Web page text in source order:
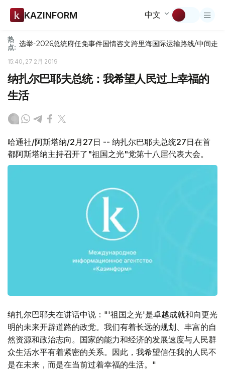
KAZINFORM 中文
热
点: 选举-2026总统府任免事件国情咨文跨里海国际运输路线/中间走廊
15:40, 27 2月 2019
纳扎尔巴耶夫总统：我希望人民过上幸福的
生活
哈通社/阿斯塔纳/2月27日 -- 纳扎尔巴耶夫总统27日在首
都阿斯塔纳主持召开了"祖国之光"党第十八届代表大会。
纳扎尔巴耶夫在讲话中说："'祖国之光'是卓越成就和向更光
明的未来开辟道路的政党。我们有着长远的规划、丰富的自
然资源和政治志向。国家的能力和经济的发展速度与人民群
众生活水平有着紧密的关系。因此，我希望信任我的人民不
是在未来，而是在当前过着幸福的生活。"